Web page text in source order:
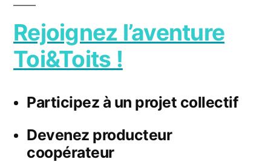
Rejoignez l’aventure
Toi&Toits !
Participez à un projet collectif
Devenez producteur
coopérateur